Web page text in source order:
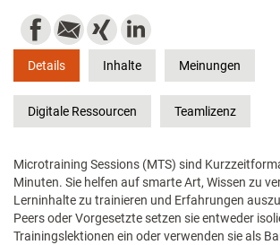
Details Inhalte Meinungen
Digitale Ressourcen Teamlizenz
Microtraining Sessions (MTS) sind
Minuten. Sie helfen auf smarte Art, Wissen zu
Lerninhalte zu trainieren und Erfahrungen
Peers oder Vorgesetzte setzen sie entweder
Trainingslektionen ein oder verwenden sie als